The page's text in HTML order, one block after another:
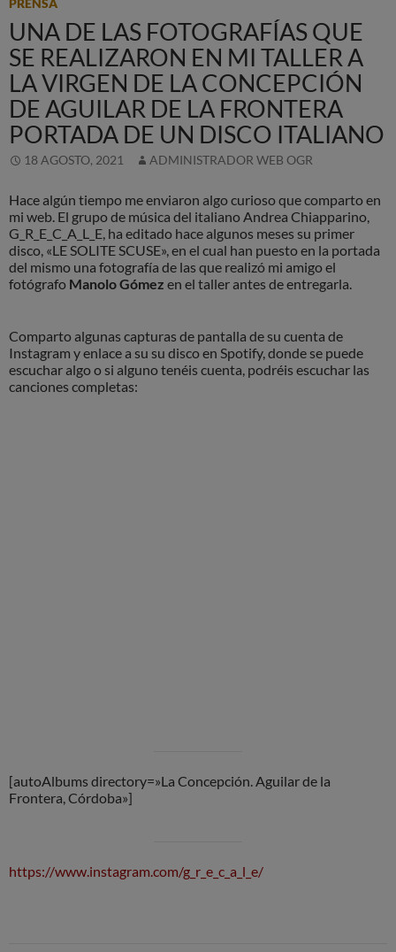
PRENSA
UNA DE LAS FOTOGRAFÍAS QUE
SE REALIZARON EN MI TALLER A
LA VIRGEN DE LA CONCEPCIÓN
DE AGUILAR DE LA FRONTERA
PORTADA DE UN DISCO ITALIANO
18 AGOSTO, 2021 ADMINISTRADOR WEB OGR
Hace algún tiempo me enviaron algo curioso que comparto en
mi web. El grupo de música del italiano Andrea Chiapparino,
G_R_E_C_A_L_E, ha editado hace algunos meses su primer
disco, «LE SOLITE SCUSE», en el cual han puesto en la portada
del mismo una fotografía de las que realizó mi amigo el
fotógrafo Manolo Gómez en el taller antes de entregarla.
Comparto algunas capturas de pantalla de su cuenta de
Instagram y enlace a su su disco en Spotify, donde se puede
escuchar algo o si alguno tenéis cuenta, podréis escuchar las
canciones completas:
[autoAlbums directory=»La Concepción. Aguilar de la
Frontera, Córdoba»]
https://www.instagram.com/g_r_e_c_a_l_e/